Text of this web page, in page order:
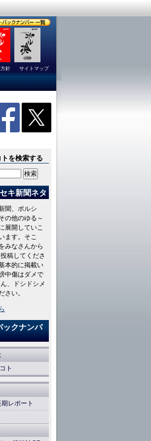
を検索する
キ新聞ネタ
聞、ポルシ
の他のゆる～
展開していこ
ます。そこ
みなさんから
稿してくださ
本的に掲載い
中傷はダメで
、ドシドシメ
さい。
ックナンバ
ト
レポート
針 サイトマップ